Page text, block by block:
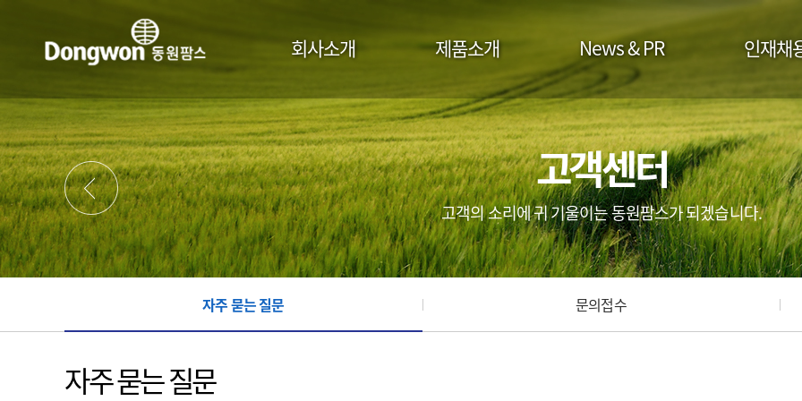
뉴
회사소개 제품소개 News & PR 인재채
고객센터
고객의 소리에 귀 기울이는 동원팜스가 되겠습니다.
자주 묻는 질문 문의접수
자주 묻는 질문